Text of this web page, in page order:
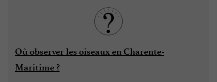
Où observer les oiseaux en Charente-
Maritime ?